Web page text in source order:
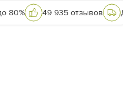
80% 49 935 отзывов